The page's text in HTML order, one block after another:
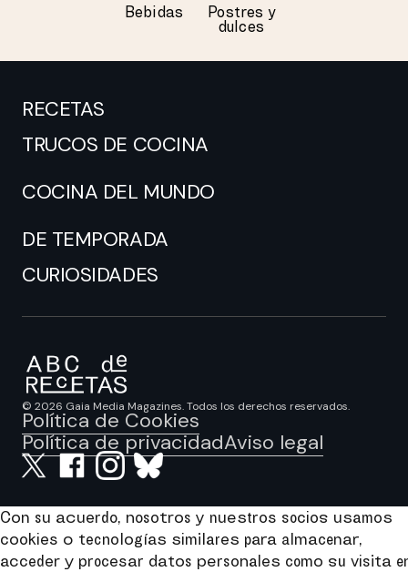
Bebidas
Postres y
dulces
RECETAS
TRUCOS DE COCINA
COCINA DEL MUNDO
DE TEMPORADA
CURIOSIDADES
© 2026 Gaia Media Magazines. Todos los derechos reservados.
Política de Cookies
Política de privacidadAviso legal
Con su acuerdo, nosotros y nuestros socios usamos
cookies o tecnologías similares para almacenar,
acceder y procesar datos personales como su visita